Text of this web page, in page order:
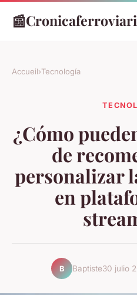
📰
Accueil›Tecnología
¿Cómo
de
personalizar
en
B Baptiste30 julio